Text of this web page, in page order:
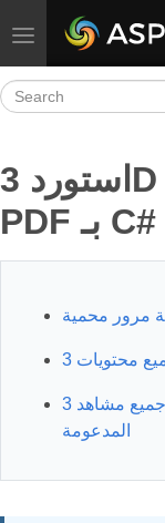
Toggle navigation
استورد 3D مشاهد ومحتويات من
PDF بـ C#
استخرج جميع مشاهد 3D وحفظها في تنسيقات 3D
المدعومة